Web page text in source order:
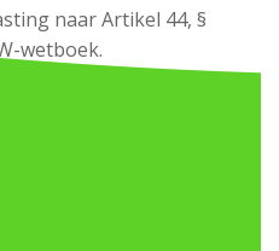
naar Artikel 44, §
wetboek.